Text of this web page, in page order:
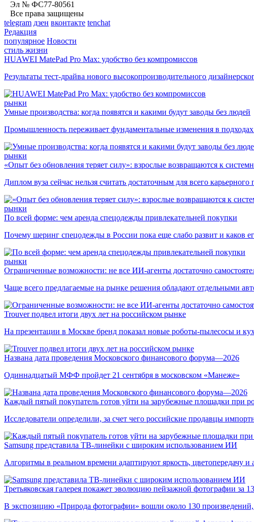
Эл № ФС77-80561
Все права защищены
telegram дзен вконтакте tenchat
Редакция
популярное Новости
стиль жизни
HUAWEI MatePad Pro Max: удобство без компромиссов
Результаты тест-драйва нового высокопроизводительного
рынки
Умные производства: когда появятся и какими будут заводы без людей
Промышленность переживает фундаментальные изменения в подходах
рынки
«Опыт без обновления теряет силу»: взрослые возвращаются к
Диплом вуза сейчас нельзя считать достаточным для всего
рынки
По всей форме: чем аренда спецодежды привлекательней покупки
Почему шеринг спецодежды в России пока еще слабо развит и каков
рынки
Ограниченные возможности: не все ИИ-агенты достаточно
Чаще всего предлагаемые на рынке решения обладают отдельными
Trouver подвел итоги двух лет на российском рынке
На презентации в Москве бренд показал новые роботы-пылесосы и
Названа дата проведения Московского финансового форума—2026
Одиннадцатый МФФ пройдет 21 сентября в московском «Манеже»
Каждый пятый покупатель готов уйти на зарубежные площадки при
Исследователи определили, за счет чего российские продавцы
Samsung представила ТВ-линейки с широким использованием ИИ
Алгоритмы в реальном времени адаптируют яркость, цветопередачу и
Третьяковская галерея покажет эволюцию пейзажной фотографии за
В экспозицию «Природа фотографии» вошли около 130